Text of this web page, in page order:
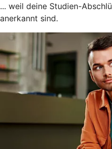
... weil deine Studien-
anerkannt sind.